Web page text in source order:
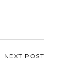
NEXT POST